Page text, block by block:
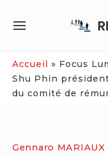
SITE
Accueil » Focus
Shu Phin
du comité de
Gennaro MARIAUX